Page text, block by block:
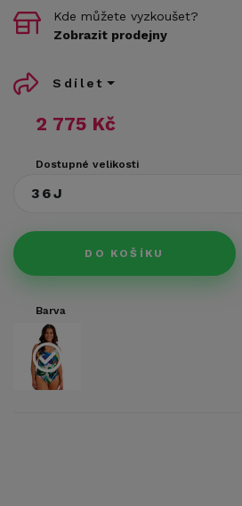
2 775 Kč
Dostupné velikosti
36J
DO KOŠÍKU
Kde můžete vyzkoušet?
Zobrazit prodejny
Sdílet
Barva